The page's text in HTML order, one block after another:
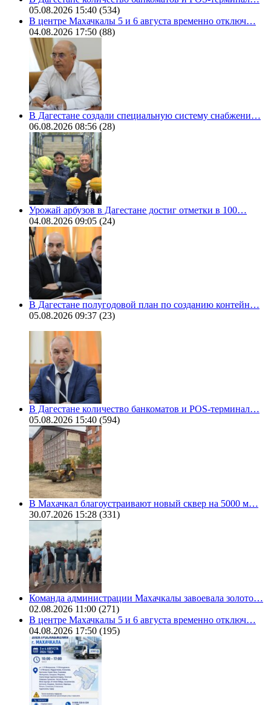
05.08.2026 15:40 (534)
В центре Махачкалы 5 и 6 августа временно отключ…
04.08.2026 17:50 (88)
В Дагестане создали специальную систему снабжени…
06.08.2026 08:56 (28)
Урожай арбузов в Дагестане достиг отметки в 100…
04.08.2026 09:05 (24)
В Дагестане полугодовой план по созданию контейн…
05.08.2026 09:37 (23)
В Дагестане количество банкоматов и POS-терминал…
05.08.2026 15:40 (594)
В Махачкал благоустраивают новый сквер на 5000 м…
30.07.2026 15:28 (331)
Команда администрации Махачкалы завоевала золото…
02.08.2026 11:00 (271)
В центре Махачкалы 5 и 6 августа временно отключ…
04.08.2026 17:50 (195)